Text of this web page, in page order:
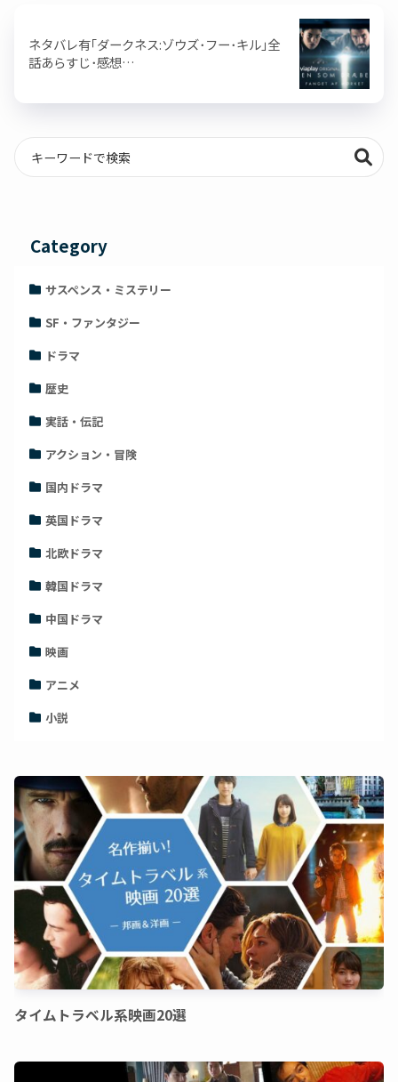
ネタバレ有｢ダークネス:ゾウズ･フー･キル｣全
話あらすじ･感想…
Category
サスペンス・ミステリー
SF・ファンタジー
ドラマ
歴史
実話・伝記
アクション・冒険
国内ドラマ
英国ドラマ
北欧ドラマ
韓国ドラマ
中国ドラマ
映画
アニメ
小説
タイムトラベル系映画20選